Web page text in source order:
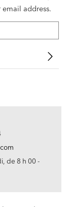
address.
de 8 h 00 -